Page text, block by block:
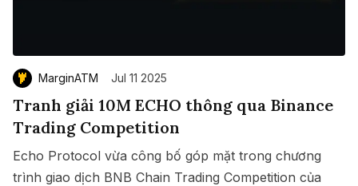
MarginATM Jul 11 2025
Tranh giải 10M ECHO thông qua Binance
Trading Competition
Echo Protocol vừa công bố góp mặt trong chương
trình giao dịch BNB Chain Trading Competition của